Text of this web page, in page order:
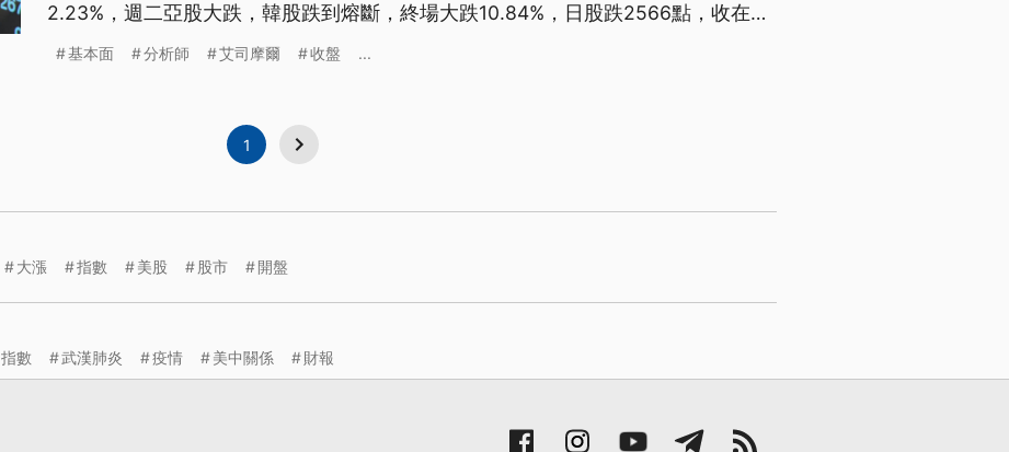
2.23%，週二亞股大跌，韓股跌到熔斷，終場大跌10.84%，日股跌2566點，收在6
基本面 分析師 艾司摩爾 收盤 ...
1
大漲 指數 美股 股市 開盤
指數 武漢肺炎 疫情 美中關係 財報